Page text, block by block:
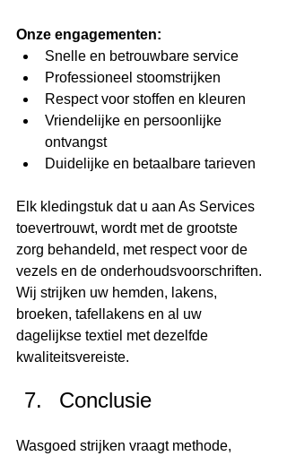
Onze engagementen:
Snelle en betrouwbare service
Professioneel stoomstrijken
Respect voor stoffen en kleuren
Vriendelijke en persoonlijke
ontvangst
Duidelijke en betaalbare tarieven
Elk kledingstuk dat u aan As Services
toevertrouwt, wordt met de grootste
zorg behandeld, met respect voor de
vezels en de onderhoudsvoorschriften.
Wij strijken uw hemden, lakens,
broeken, tafellakens en al uw
dagelijkse textiel met dezelfde
kwaliteitsvereiste.
Conclusie
Wasgoed strijken vraagt methode,